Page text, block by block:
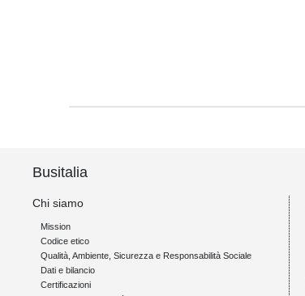
Busitalia
Chi siamo
Mission
Codice etico
Qualità, Ambiente, Sicurezza e Responsabilità Sociale
Dati e bilancio
Certificazioni